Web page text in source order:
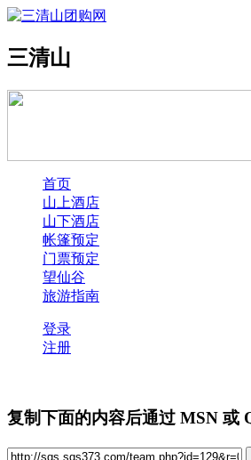
三清山
首页
山上酒店
山下酒店
帐篷预定
门票预定
望仙谷
旅游指南
登录
注册
复制下面的内容后通过 MSN 或